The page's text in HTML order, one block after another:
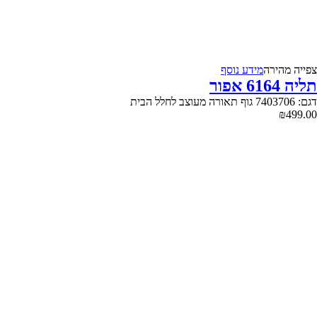
צפייה‬ ‫מהירה‬מידע נוסף
תליה 6164 אפור
דגם: 7403706 גוף תאורה מעוצב לחלל הבית
₪499.00